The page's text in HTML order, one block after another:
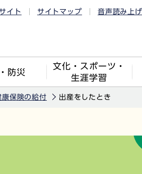
イト サイトマップ 音声読み上
防災
文化・スポーツ・
生涯学習
康保険の給付 出産をしたとき